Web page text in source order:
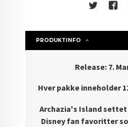
PRODUKTINFO
Release: 7.
Hver pakke inneholder
Archazia's Island
Disney fan favoritter